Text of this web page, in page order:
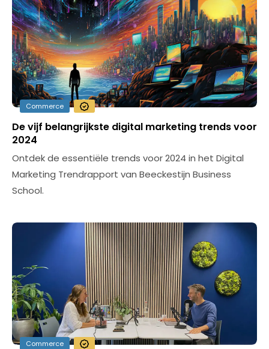
Commerce
De vijf belangrijkste digital marketing trends voor
2024
Ontdek de essentiële trends voor 2024 in het Digital
Marketing Trendrapport van Beeckestijn Business
School.
Commerce